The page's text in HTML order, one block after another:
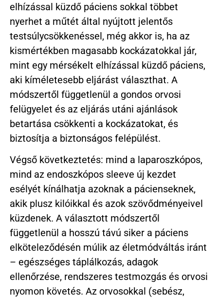
elhízással küzdő páciens sokkal többet
nyerhet a műtét által nyújtott jelentős
testsúlycsökkenéssel, még akkor is, ha az
kismértékben magasabb kockázatokkal jár,
mint egy mérsékelt elhízással küzdő páciens,
aki kíméletesebb eljárást választhat. A
módszertől függetlenül a gondos orvosi
felügyelet és az eljárás utáni ajánlások
betartása csökkenti a kockázatokat, és
biztosítja a biztonságos felépülést.
Végső következtetés: mind a laparoszkópos,
mind az endoszkópos sleeve új kezdet
esélyét kínálhatja azoknak a pácienseknek,
akik plusz kilóikkal és azok szövődményeivel
küzdenek. A választott módszertől
függetlenül a hosszú távú siker a páciens
elköteleződésén múlik az életmódváltás iránt
– egészséges táplálkozás, adagok
ellenőrzése, rendszeres testmozgás és orvosi
nyomon követés. Az orvosokkal (sebész,